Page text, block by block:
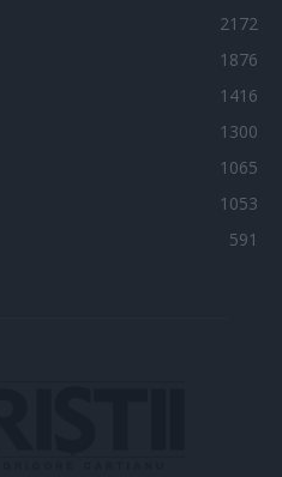
2172
1876
1416
1300
1065
1053
591